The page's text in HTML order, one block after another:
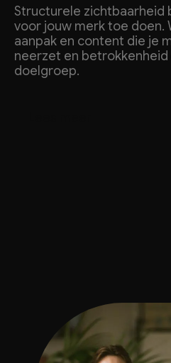
Structurele zichtbaarheid
voor jouw merk toe doen.
aanpak en content die je
neerzet en
doelgroep.